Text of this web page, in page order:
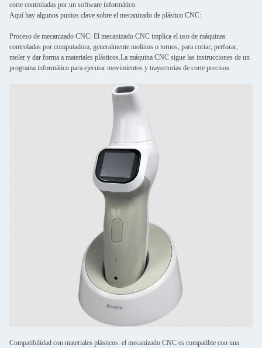
corte controladas por un software informático.
Aquí hay algunos puntos clave sobre el mecanizado de plástico CNC:
Proceso de mecanizado CNC: El mecanizado CNC implica el uso de máquinas
controladas por computadora, generalmente molinos o tornos, para cortar, perforar,
moler y dar forma a materiales plásticos.La máquina CNC sigue las instrucciones de un
programa informático para ejecutar movimientos y trayectorias de corte precisos.
Compatibilidad con materiales plásticos: el mecanizado CNC es compatible con una